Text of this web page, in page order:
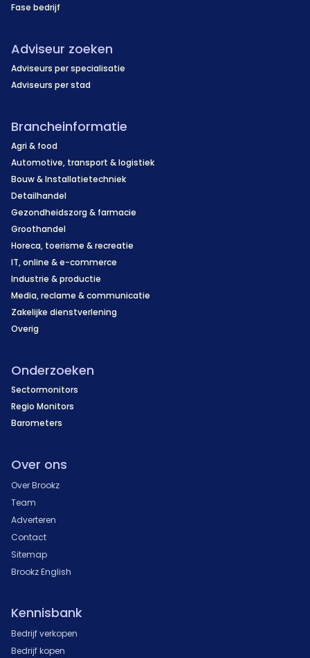
Fase bedrijf
Adviseur zoeken
Adviseurs per specialisatie
Adviseurs per stad
Brancheinformatie
Agri & food
Automotive, transport & logistiek
Bouw & Installatietechniek
Detailhandel
Gezondheidszorg & farmacie
Groothandel
Horeca, toerisme & recreatie
IT, online & e-commerce
Industrie & productie
Media, reclame & communicatie
Zakelijke dienstverlening
Overig
Onderzoeken
Sectormonitors
Regio Monitors
Barometers
Over ons
Over Brookz
Team
Adverteren
Contact
Sitemap
Brookz English
Kennisbank
Bedrijf verkopen
Bedrijf kopen